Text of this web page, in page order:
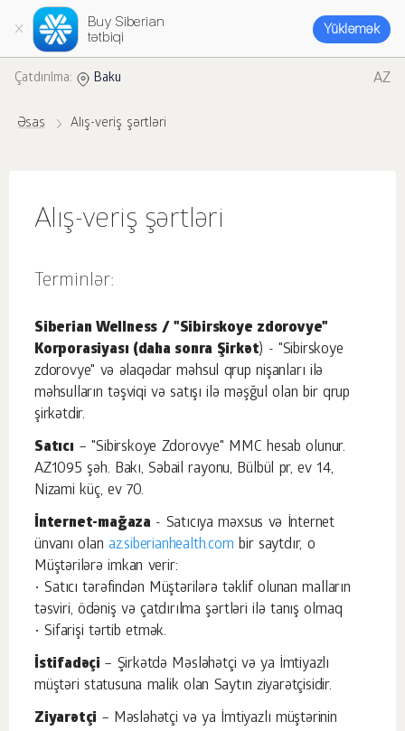
Buy Siberian
tətbiqi
Yükləmək
Çatdırılma: Baku AZ
Əsas Alış-veriş şərtləri
Alış-veriş şərtləri
Terminlər:
Siberian Wellness / "Sibirskoye zdorovye"
Korporasiyası (daha sonra Şirkət) - "Sibirskoye
zdorovye" və əlaqədar məhsul qrup nişanları ilə
məhsulların təşviqi və satışı ilə məşğul olan bir qrup
şirkətdir.
Satıcı – "Sibirskoye Zdorovye" MMC hesab olunur.
AZ1095 şəh. Bakı, Səbail rayonu, Bülbül pr, ev 14,
Nizami küç, ev 70.
İnternet-mağaza - Satıcıya məxsus və İnternet
ünvanı olan az.siberianhealth.com bir saytdır, o
Müştərilərə imkan verir:
• Satıcı tərəfindən Müştərilərə təklif olunan malların
təsviri, ödəniş və çatdırılma şərtləri ilə tanış olmaq
• Sifarişi tərtib etmək.
İstifadəçi – Şirkətdə Məsləhətçi və ya İmtiyazlı
müştəri statusuna malik olan Saytın ziyarətçisidir.
Ziyarətçi – Məsləhətçi və ya İmtiyazlı müştərinin